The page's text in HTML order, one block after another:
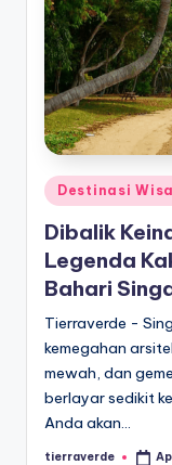
Posted
in
Destinasi
Dibalik
Legenda
Bahari
Tierraverde -
kemegahan
mewah, dan
berlayar sedikit
Anda akan…
tierraverde